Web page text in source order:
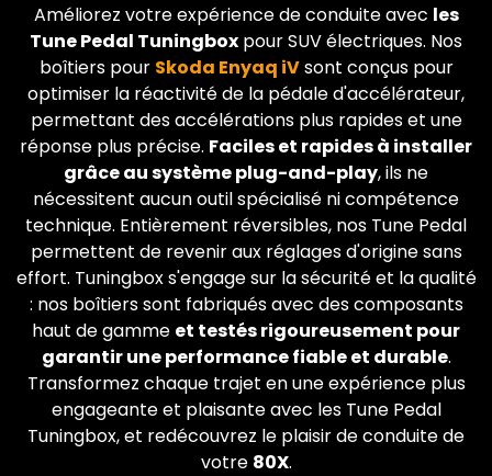
Améliorez votre expérience de conduite avec les
Tune Pedal Tuningbox pour SUV électriques. Nos
boîtiers pour Skoda Enyaq iVsont conçus pour
optimiser la réactivité de la pédale d'accélérateur,
permettant des accélérations plus rapides et une
réponse plus précise. Faciles et rapides à installer
grâce au système plug-and-play, ils ne
nécessitent aucun outil spécialisé ni compétence
technique. Entièrement réversibles, nos Tune Pedal
permettent de revenir aux réglages d'origine sans
effort. Tuningbox s'engage sur la sécurité et la qualité
: nos boîtiers sont fabriqués avec des composants
haut de gamme et testés rigoureusement pour
garantir une performance fiable et durable.
Transformez chaque trajet en une expérience plus
engageante et plaisante avec les Tune Pedal
Tuningbox, et redécouvrez le plaisir de conduite de
votre 80X.